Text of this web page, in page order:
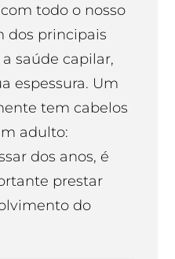
todo o nosso
dos principais
saúde capilar,
espessura. Um
tem cabelos
adulto:
dos anos, é
prestar
do